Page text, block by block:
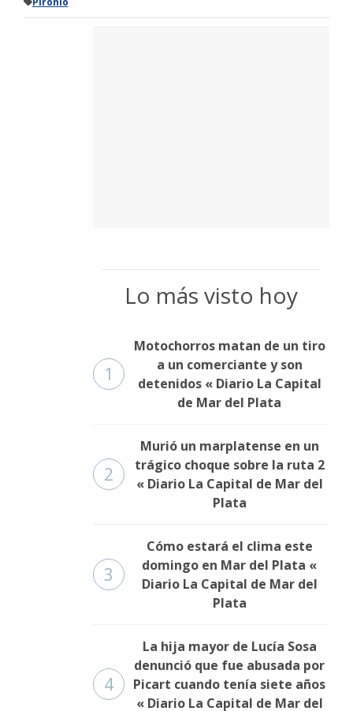
Lo más visto hoy
1
Motochorros matan de un tiro
a un comerciante y son
detenidos « Diario La Capital
de Mar del Plata
2
Murió un marplatense en un
trágico choque sobre la ruta 2
« Diario La Capital de Mar del
Plata
3
Cómo estará el clima este
domingo en Mar del Plata «
Diario La Capital de Mar del
Plata
4
La hija mayor de Lucía Sosa
denunció que fue abusada por
Picart cuando tenía siete años
« Diario La Capital de Mar del